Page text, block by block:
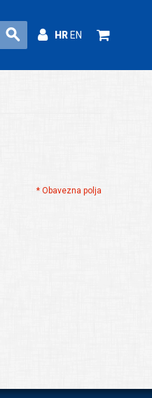
HREN
* Obavezna polja